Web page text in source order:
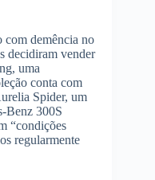
com demência no
decidiram vender
uma
conta com
Spider, um
Benz 300S
“condições
regularmente